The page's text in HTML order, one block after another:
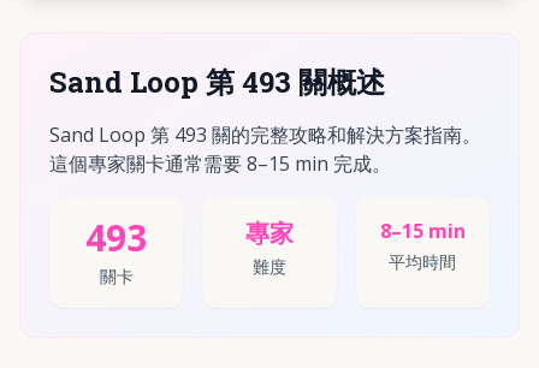
Sand Loop 第 493 關概述
Sand Loop 第 493 關的完整攻略和解決方案指南。
這個專家關卡通常需要 8–15 min 完成。
493
關卡
專家
難度
8–15 min
平均時間